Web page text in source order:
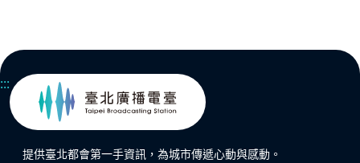
:::
提供臺北都會第一手資訊，為城市傳遞心動與感動。